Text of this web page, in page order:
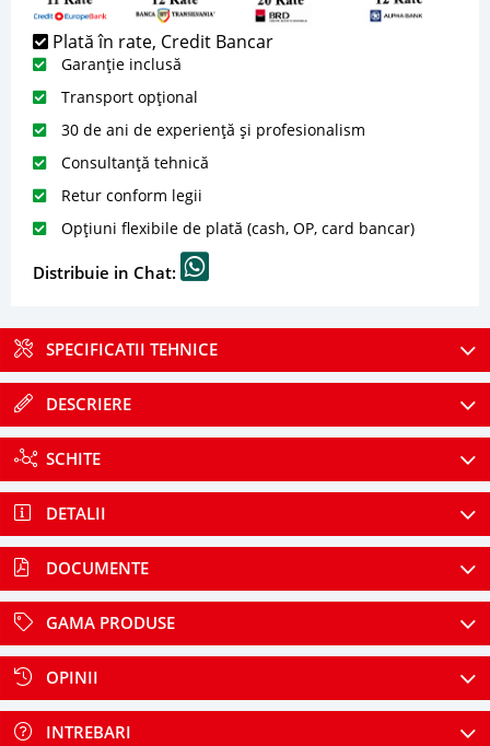
Plată în rate, Credit Bancar
Garanție inclusă
Transport opțional
30 de ani de experiență și profesionalism
Consultanță tehnică
Retur conform legii
Opțiuni flexibile de plată (cash, OP, card bancar)
Distribuie in Chat:
SPECIFICATII TEHNICE
DESCRIERE
SCHITE
DETALII
DOCUMENTE
GAMA PRODUSE
OPINII
INTREBARI